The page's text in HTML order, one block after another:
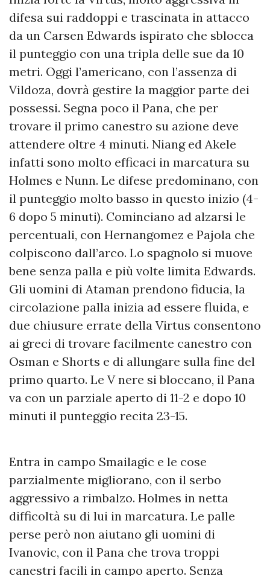
difesa sui raddoppi e trascinata in attacco
da un Carsen Edwards ispirato che sblocca
il punteggio con una tripla delle sue da 10
metri. Oggi l’americano, con l’assenza di
Vildoza, dovrà gestire la maggior parte dei
possessi. Segna poco il Pana, che per
trovare il primo canestro su azione deve
attendere oltre 4 minuti. Niang ed Akele
infatti sono molto efficaci in marcatura su
Holmes e Nunn. Le difese predominano, con
il punteggio molto basso in questo inizio (4-
6 dopo 5 minuti). Cominciano ad alzarsi le
percentuali, con Hernangomez e Pajola che
colpiscono dall’arco. Lo spagnolo si muove
bene senza palla e più volte limita Edwards.
Gli uomini di Ataman prendono fiducia, la
circolazione palla inizia ad essere fluida, e
due chiusure errate della Virtus consentono
ai greci di trovare facilmente canestro con
Osman e Shorts e di allungare sulla fine del
primo quarto. Le V nere si bloccano, il Pana
va con un parziale aperto di 11-2 e dopo 10
minuti il punteggio recita 23-15.
Entra in campo Smailagic e le cose
parzialmente migliorano, con il serbo
aggressivo a rimbalzo. Holmes in netta
difficoltà su di lui in marcatura. Le palle
perse però non aiutano gli uomini di
Ivanovic, con il Pana che trova troppi
canestri facili in campo aperto. Senza